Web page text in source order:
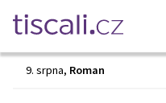
9. srpna, Roman